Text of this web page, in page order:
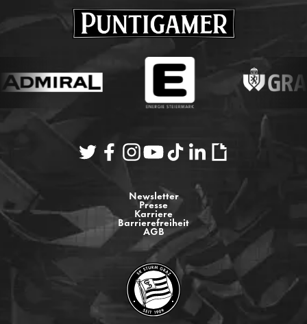
Newsletter
Presse
Karriere
Barrierefreiheit
AGB